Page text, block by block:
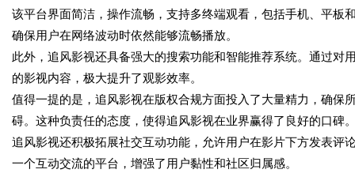
该平台界面简洁，操作流畅，支持多终端观看，包括手机、平板
确保用户在网络波动时依然能够流畅播放。
此外，追风影视还具备强大的搜索功能和智能推荐系统。通过
的影视内容，极大提升了观影效率。
值得一提的是，追风影视在版权合规方面投入了大量精力，确保
碍。这种负责任的态度，使得追风影视在业界赢得了良好的口碑
追风影视还积极拓展社交互动功能，允许用户在影片下方发表评
一个互动交流的平台，增强了用户黏性和社区归属感。